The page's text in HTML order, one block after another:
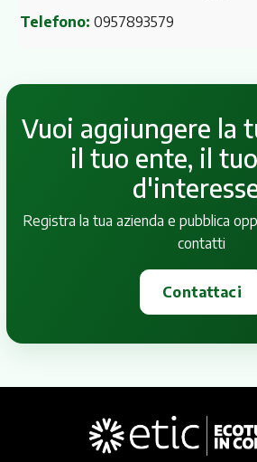
Telefono: 0957893579
Vuoi aggiungere la
il tuo ente, il
Registra la tua azienda e pubblica
contatti
Contattaci